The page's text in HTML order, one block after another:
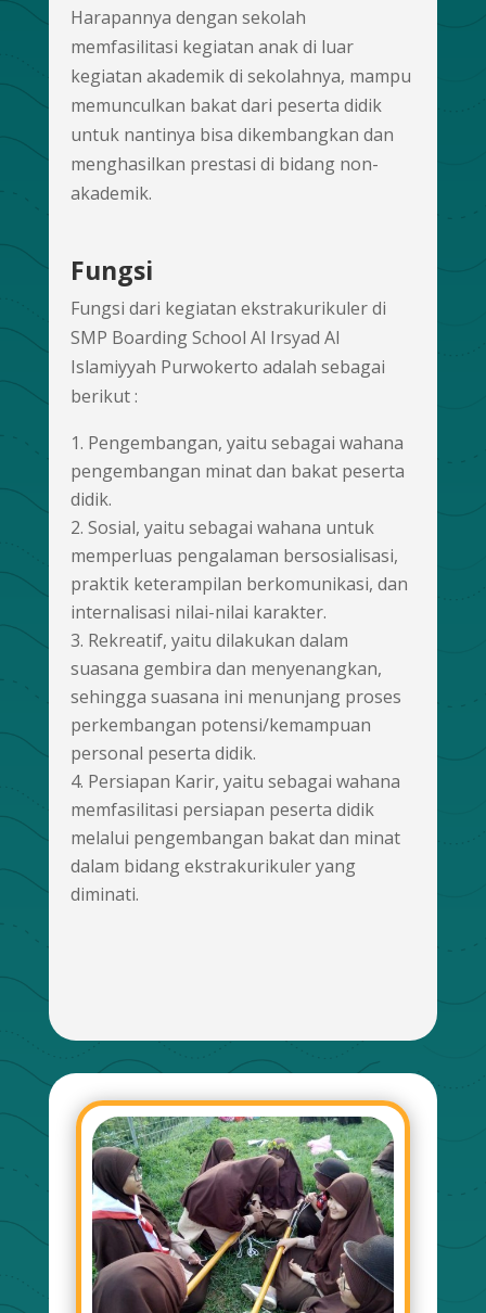
Harapannya dengan sekolah
memfasilitasi kegiatan anak di luar
kegiatan akademik di sekolahnya, mampu
memunculkan bakat dari peserta didik
untuk nantinya bisa dikembangkan dan
menghasilkan prestasi di bidang non-
akademik.
Fungsi
Fungsi dari kegiatan ekstrakurikuler di
SMP Boarding School Al Irsyad Al
Islamiyyah Purwokerto adalah sebagai
berikut :
Pengembangan, yaitu sebagai wahana
pengembangan minat dan bakat peserta
didik.
Sosial, yaitu sebagai wahana untuk
memperluas pengalaman bersosialisasi,
praktik keterampilan berkomunikasi, dan
internalisasi nilai-nilai karakter.
Rekreatif, yaitu dilakukan dalam
suasana gembira dan menyenangkan,
sehingga suasana ini menunjang proses
perkembangan potensi/kemampuan
personal peserta didik.
Persiapan Karir, yaitu sebagai wahana
memfasilitasi persiapan peserta didik
melalui pengembangan bakat dan minat
dalam bidang ekstrakurikuler yang
diminati.